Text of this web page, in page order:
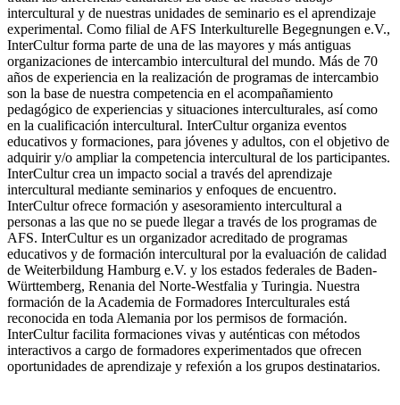
intercultural y de nuestras unidades de seminario es el aprendizaje
experimental. Como filial de AFS Interkulturelle Begegnungen e.V.,
InterCultur forma parte de una de las mayores y más antiguas
organizaciones de intercambio intercultural del mundo. Más de 70
años de experiencia en la realización de programas de intercambio
son la base de nuestra competencia en el acompañamiento
pedagógico de experiencias y situaciones interculturales, así como
en la cualificación intercultural. InterCultur organiza eventos
educativos y formaciones, para jóvenes y adultos, con el objetivo de
adquirir y/o ampliar la competencia intercultural de los participantes.
InterCultur crea un impacto social a través del aprendizaje
intercultural mediante seminarios y enfoques de encuentro.
InterCultur ofrece formación y asesoramiento intercultural a
personas a las que no se puede llegar a través de los programas de
AFS. InterCultur es un organizador acreditado de programas
educativos y de formación intercultural por la evaluación de calidad
de Weiterbildung Hamburg e.V. y los estados federales de Baden-
Württemberg, Renania del Norte-Westfalia y Turingia. Nuestra
formación de la Academia de Formadores Interculturales está
reconocida en toda Alemania por los permisos de formación.
InterCultur facilita formaciones vivas y auténticas con métodos
interactivos a cargo de formadores experimentados que ofrecen
oportunidades de aprendizaje y refexión a los grupos destinatarios.